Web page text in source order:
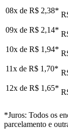
08x de R$ 2,38*
09x de R$ 2,14*
10x de R$ 1,94*
11x de R$ 1,70*
12x de R$ 1,65*
*Juros: Todos os
parcelamento e